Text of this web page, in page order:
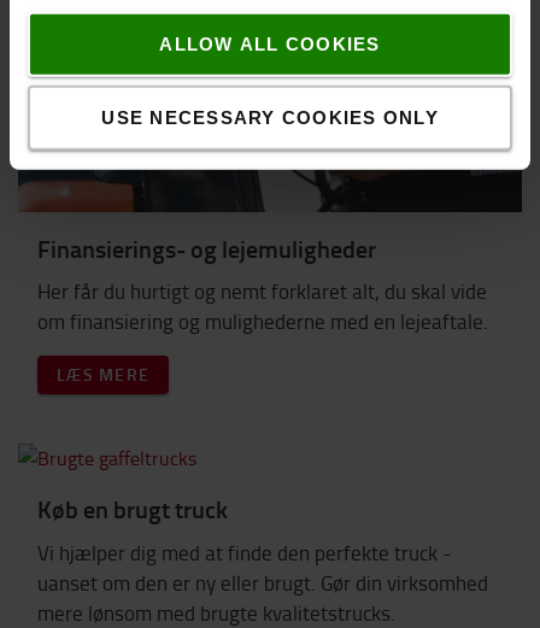
ALLOW ALL COOKIES
USE NECESSARY COOKIES ONLY
Finansierings- og lejemuligheder
Her får du hurtigt og nemt forklaret alt, du skal vide
om finansiering og mulighederne med en lejeaftale.
LÆS MERE
Køb en brugt truck
Vi hjælper dig med at finde den perfekte truck -
uanset om den er ny eller brugt. Gør din virksomhed
mere lønsom med brugte kvalitetstrucks.